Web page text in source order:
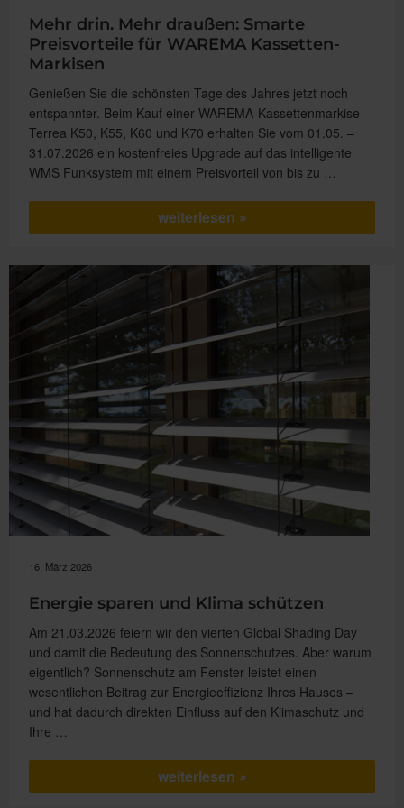
Mehr drin. Mehr draußen: Smarte
Preisvorteile für WAREMA Kassetten-
Markisen
Genießen Sie die schönsten Tage des Jahres jetzt noch
entspannter. Beim Kauf einer WAREMA-Kassettenmarkise
Terrea K50, K55, K60 und K70 erhalten Sie vom 01.05. –
31.07.2026 ein kostenfreies Upgrade auf das intelligente
WMS Funksystem mit einem Preisvorteil von bis zu …
„Mehr
drin.
Smarte
Preisvorteile
für
WAREMA
Kassetten-
Markisen“
weiterlesen
16. März 2026
Energie sparen und Klima schützen
Am 21.03.2026 feiern wir den vierten Global Shading Day
und damit die Bedeutung des Sonnenschutzes. Aber warum
eigentlich? Sonnenschutz am Fenster leistet einen
wesentlichen Beitrag zur Energieeffizienz Ihres Hauses –
und hat dadurch direkten Einfluss auf den Klimaschutz und
Ihre …
„Energie
sparen
weiterlesen